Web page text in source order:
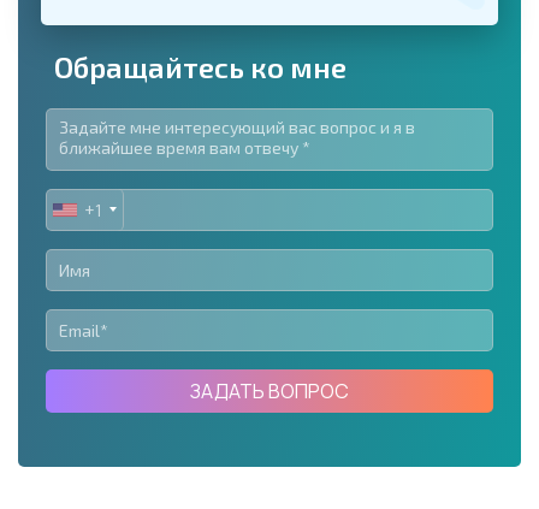
Обращайтесь ко мне
UNITED
STATES
+1
+1
ЗАДАТЬ ВОПРОС